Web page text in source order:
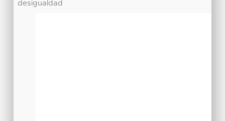
desigualdad